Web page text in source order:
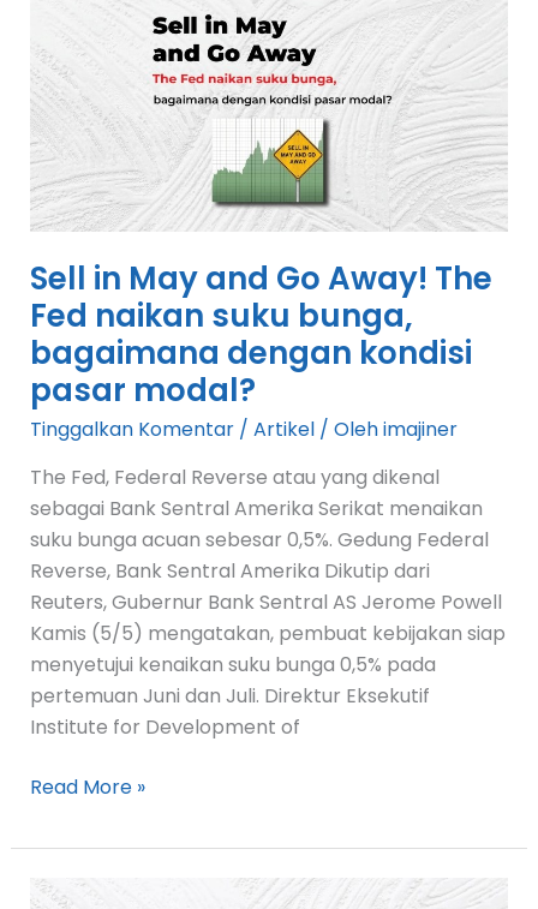
Sell in May and Go Away! The
Fed naikan suku bunga,
bagaimana dengan kondisi
pasar modal?
Tinggalkan Komentar / Artikel/ Olehimajiner
The Fed, Federal Reverse atau yang dikenal
sebagai Bank Sentral Amerika Serikat menaikan
suku bunga acuan sebesar 0,5%. Gedung Federal
Reverse, Bank Sentral Amerika Dikutip dari
Reuters, Gubernur Bank Sentral AS Jerome Powell
Kamis (5/5) mengatakan, pembuat kebijakan siap
menyetujui kenaikan suku bunga 0,5% pada
pertemuan Juni dan Juli. Direktur Eksekutif
Institute for Development of
May
and
Go
Away!
The
Fed
naikan
suku
bunga,
bagaimana
dengan
kondisi
pasar
Read More »
OJK